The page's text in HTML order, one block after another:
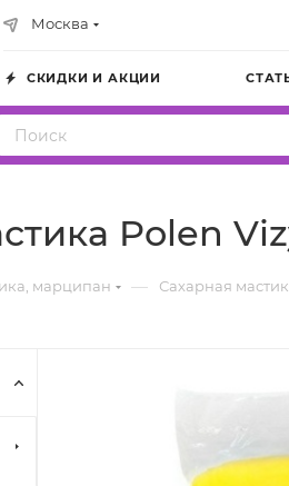
Москва
СКИДКИ И АКЦИИ
Polen
марципан — Сахарная